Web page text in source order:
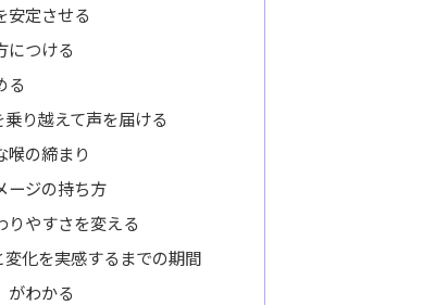
安定させる
につける
る
り越えて声を届ける
喉の締まり
ージの持ち方
りやすさを変える
化を実感するまでの期間
がわかる